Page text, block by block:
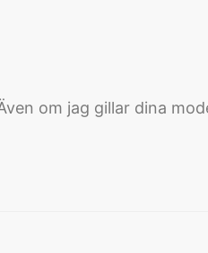
om jag gillar dina